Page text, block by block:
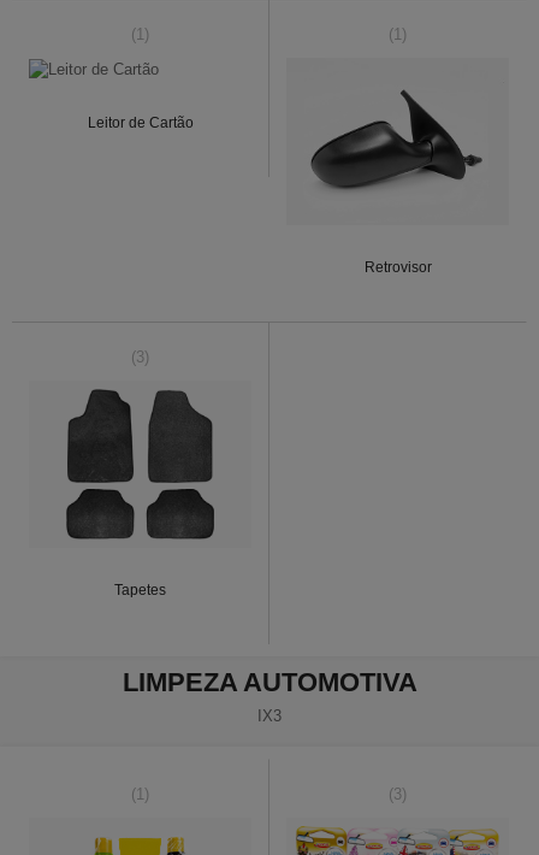
(1)
Leitor de Cartão
(1)
Retrovisor
(3)
Tapetes
LIMPEZA AUTOMOTIVA
IX3
(1) (3)